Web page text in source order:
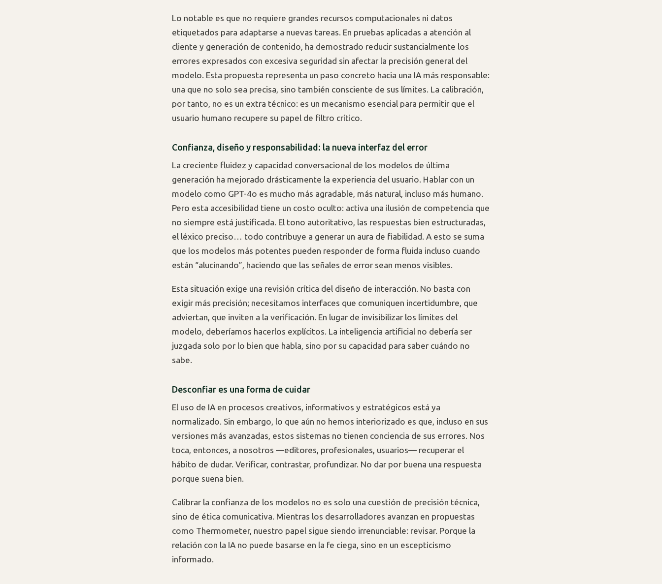
Lo notable es que no requiere grandes recursos computacionales ni datos
etiquetados para adaptarse a nuevas tareas. En pruebas aplicadas a atención al
cliente y generación de contenido, ha demostrado reducir sustancialmente los
errores expresados con excesiva seguridad sin afectar la precisión general del
modelo. Esta propuesta representa un paso concreto hacia una IA más responsable:
una que no solo sea precisa, sino también consciente de sus límites. La calibración,
por tanto, no es un extra técnico: es un mecanismo esencial para permitir que el
usuario humano recupere su papel de filtro crítico.
Confianza, diseño y responsabilidad: la nueva interfaz del error
La creciente fluidez y capacidad conversacional de los modelos de última
generación ha mejorado drásticamente la experiencia del usuario. Hablar con un
modelo como GPT-4o es mucho más agradable, más natural, incluso más humano.
Pero esta accesibilidad tiene un costo oculto: activa una ilusión de competencia que
no siempre está justificada. El tono autoritativo, las respuestas bien estructuradas,
el léxico preciso… todo contribuye a generar un aura de fiabilidad. A esto se suma
que los modelos más potentes pueden responder de forma fluida incluso cuando
están “alucinando”, haciendo que las señales de error sean menos visibles.
Esta situación exige una revisión crítica del diseño de interacción. No basta con
exigir más precisión; necesitamos interfaces que comuniquen incertidumbre, que
adviertan, que inviten a la verificación. En lugar de invisibilizar los límites del
modelo, deberíamos hacerlos explícitos. La inteligencia artificial no debería ser
juzgada solo por lo bien que habla, sino por su capacidad para saber cuándo no
sabe.
Desconfiar es una forma de cuidar
El uso de IA en procesos creativos, informativos y estratégicos está ya
normalizado. Sin embargo, lo que aún no hemos interiorizado es que, incluso en sus
versiones más avanzadas, estos sistemas no tienen conciencia de sus errores. Nos
toca, entonces, a nosotros —editores, profesionales, usuarios— recuperar el
hábito de dudar. Verificar, contrastar, profundizar. No dar por buena una respuesta
porque suena bien.
Calibrar la confianza de los modelos no es solo una cuestión de precisión técnica,
sino de ética comunicativa. Mientras los desarrolladores avanzan en propuestas
como Thermometer, nuestro papel sigue siendo irrenunciable: revisar. Porque la
relación con la IA no puede basarse en la fe ciega, sino en un escepticismo
informado.